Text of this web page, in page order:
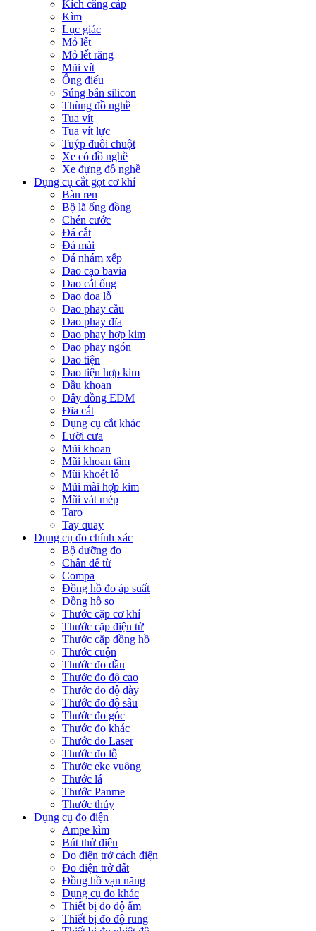
Kích căng cáp
Kìm
Lục giác
Mỏ lết
Mỏ lết răng
Mũi vít
Ống điếu
Súng bắn silicon
Thùng đồ nghề
Tua vít
Tua vít lực
Tuýp đuôi chuột
Xe có đồ nghề
Xe đựng đồ nghề
Dụng cụ cắt gọt cơ khí
Bàn ren
Bộ lã ống đồng
Chén cước
Đá cắt
Đá mài
Đá nhám xếp
Dao cạo bavia
Dao cắt ống
Dao doa lỗ
Dao phay cầu
Dao phay đĩa
Dao phay hợp kim
Dao phay ngón
Dao tiện
Dao tiện hợp kim
Đầu khoan
Dây đồng EDM
Đĩa cắt
Dụng cụ cắt khác
Lưỡi cưa
Mũi khoan
Mũi khoan tâm
Mũi khoét lỗ
Mũi mài hợp kim
Mũi vát mép
Taro
Tay quay
Dụng cụ đo chính xác
Bộ dưỡng đo
Chân đế từ
Compa
Đồng hồ đo áp suất
Đồng hồ so
Thước cặp cơ khí
Thước cặp điện tử
Thước cặp đồng hồ
Thước cuộn
Thước đo dầu
Thước đo độ cao
Thước đo độ dày
Thước đo độ sâu
Thước đo góc
Thước đo khác
Thước đo Laser
Thước đo lỗ
Thước eke vuông
Thước lá
Thước Panme
Thước thủy
Dụng cụ đo điện
Ampe kìm
Bút thử điện
Đo điện trở cách điện
Đo điện trở đất
Đồng hồ vạn năng
Dụng cụ đo khác
Thiết bị đo độ ẩm
Thiết bị đo độ rung